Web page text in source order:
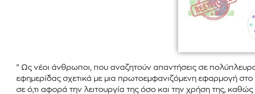
” Ως νέοι άνθρωποι, που αναζητούν απαντήσεις σε
εφημερίδας σχετικά με μια πρωτοεμφανιζόμενη εφαρμογή
σε ό,τι αφορά την λειτουργία της όσο και την χρήση της,